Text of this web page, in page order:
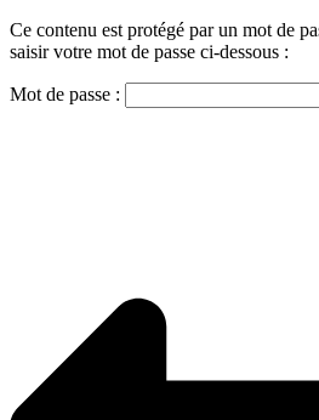
Ce contenu est protégé par un mot de
saisir votre mot de passe ci-dessous :
Mot de passe :